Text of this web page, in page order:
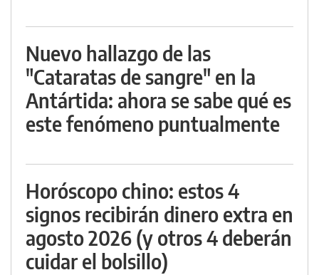
Nuevo hallazgo de las
"Cataratas de sangre" en la
Antártida: ahora se sabe qué es
este fenómeno puntualmente
Horóscopo chino: estos 4
signos recibirán dinero extra en
agosto 2026 (y otros 4 deberán
cuidar el bolsillo)